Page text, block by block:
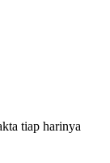
tiap harinya